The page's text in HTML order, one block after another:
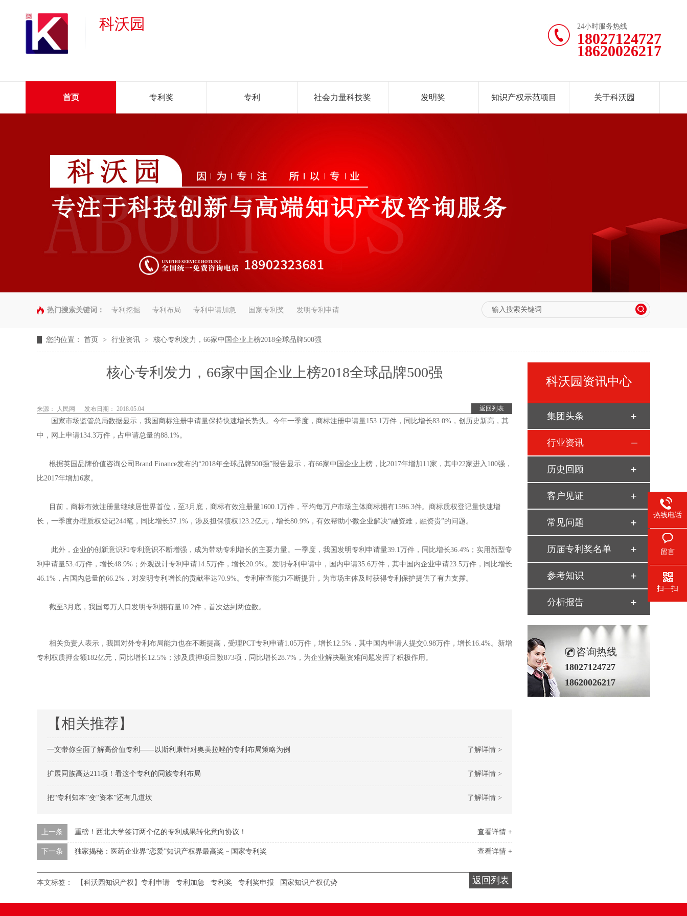
24小时服务热线
18027124727
18620026217
科沃园
首页 专利奖 专利 社会力量科技奖 发明奖 知识产权示范项目 关于科沃园
热门搜索关键词： 专利挖掘 专利布局 专利申请加急 国家专利奖 发明专利申请
您的位置： 首页 > 行业资讯 > 核心专利发力，66家中国企业上榜2018全球品牌500强
核心专利发力，66家中国企业上榜2018全球品牌500强
返回列表
来源： 人民网 发布日期： 2018.05.04
国家市场监管总局数据显示，我国商标注册申请量保持快速增长势头。今年一季度，商标注册申请量153.1万件，同比增长83.0%，创历史新高，其
中，网上申请134.3万件，占申请总量的88.1%。
根据英国品牌价值咨询公司Brand Finance发布的“2018年全球品牌500强”报告显示，有66家中国企业上榜，比2017年增加11家，其中22家进入100强，
比2017年增加6家。
目前，商标有效注册量继续居世界首位，至3月底，商标有效注册量1600.1万件，平均每万户市场主体商标拥有1596.3件。商标质权登记量快速增
长，一季度办理质权登记244笔，同比增长37.1%，涉及担保债权123.2亿元，增长80.9%，有效帮助小微企业解决“融资难，融资贵”的问题。
此外，企业的创新意识和专利意识不断增强，成为带动专利增长的主要力量。一季度，我国发明专利申请量39.1万件，同比增长36.4%；实用新型专
利申请量53.4万件，增长48.9%；外观设计专利申请14.5万件，增长20.9%。发明专利申请中，国内申请35.6万件，其中国内企业申请23.5万件，同比增长
46.1%，占国内总量的66.2%，对发明专利增长的贡献率达70.9%。专利审查能力不断提升，为市场主体及时获得专利保护提供了有力支撑。
截至3月底，我国每万人口发明专利拥有量10.2件，首次达到两位数。
相关负责人表示，我国对外专利布局能力也在不断提高，受理PCT专利申请1.05万件，增长12.5%，其中国内申请人提交0.98万件，增长16.4%。新增
专利权质押金额182亿元，同比增长12.5%；涉及质押项目数873项，同比增长28.7%，为企业解决融资难问题发挥了积极作用。
【相关推荐】
了解详情 >
一文带你全面了解高价值专利——以斯利康针对奥美拉唑的专利布局策略为例
了解详情 >
扩展同族高达211项！看这个专利的同族专利布局
了解详情 >
把“专利知本”变“资本”还有几道坎
查看详情 +
上一条 重磅！西北大学签订两个亿的专利成果转化意向协议！
查看详情 +
下一条 独家揭秘：医药企业界“恋爱”知识产权界最高奖－国家专利奖
返回列表
本文标签： 【科沃园知识产权】专利申请 专利加急 专利奖 专利奖申报 国家知识产权优势
科沃园资讯中心
集团头条
行业资讯
历史回顾
客户见证
常见问题
历届专利奖名单
参考知识
分析报告
咨询热线
18027124727
18620026217
热线电话
留言
扫一扫